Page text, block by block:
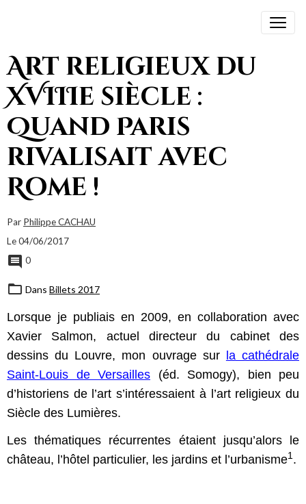
Art religieux du
XVIIIe siècle :
Quand Paris
rivalisait avec
Rome !
Par Philippe CACHAU
Le 04/06/2017
0
Dans Billets 2017
Lorsque je publiais en 2009, en collaboration avec
Xavier Salmon, actuel directeur du cabinet des
dessins du Louvre, mon ouvrage sur la cathédrale
Saint-Louis de Versailles (éd. Somogy), bien peu
d’historiens de l’art s’intéressaient à l’art religieux du
Siècle des Lumières.
Les thématiques récurrentes étaient jusqu’alors le
château, l’hôtel particulier, les jardins et l’urbanisme1 .